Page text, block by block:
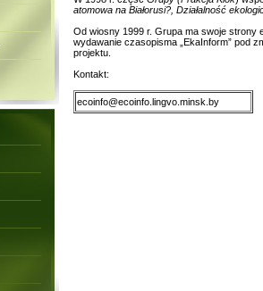
atomowa na Białorusi?, Działalność
Od wiosny 1999 r. Grupa ma swoje strony
wydawanie czasopisma „EkaInform” pod
projektu.
Kontakt:
ecoinfo@ecoinfo.lingvo.minsk.by